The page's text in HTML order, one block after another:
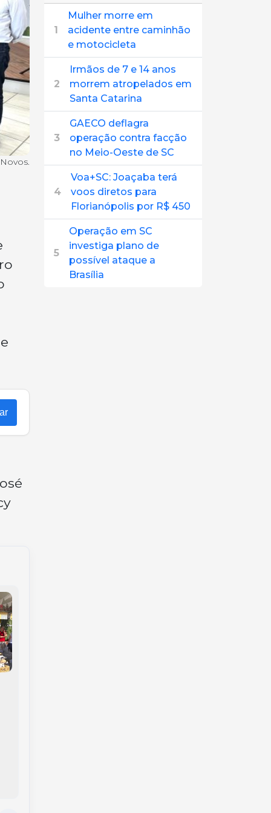
1
Mulher morre em
acidente entre caminhão
e motocicleta
2
Irmãos de 7 e 14 anos
morrem atropelados em
Santa Catarina
3
GAECO deflagra
operação contra facção
no Meio-Oeste de SC
4
Voa+SC: Joaçaba terá
voos diretos para
Florianópolis por R$ 450
5
Operação em SC
investiga plano de
possível ataque a
Brasília